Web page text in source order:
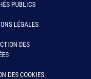
PUBLICS
LÉGALES
DES
DES COOKIES